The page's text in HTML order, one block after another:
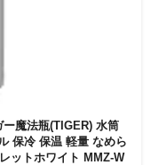
ー魔法瓶(TIGER) 水筒
保冷 保温 軽量 なめら
ットホワイト MMZ-W